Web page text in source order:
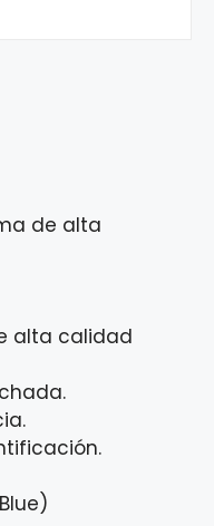
de alta
alta calidad